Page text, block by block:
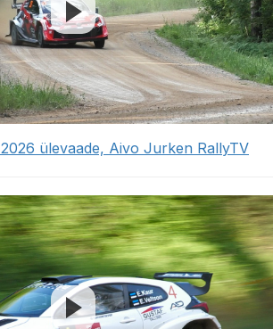
ülevaade, Aivo Jurken RallyTV